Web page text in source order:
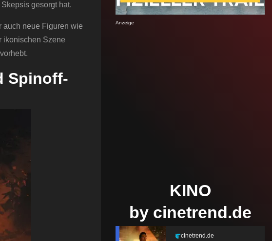
gesorgt hat.
auch neue Figuren wie
ikonischen Szene
Spinoff-
Anzeige
KINO
by cinetrend.de
cinetrend.de